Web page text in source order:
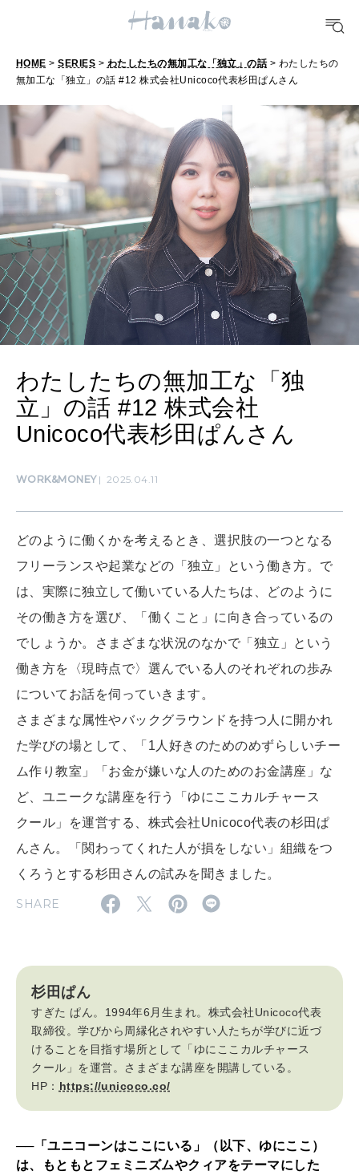
TRAVEL
明日のわたし
[12星座別] Weekly Holoscope
[12星座別] Monthly Love Holoscope
女神まり愛のタロットメッセージ
算命学がわかる今月のあなた
HEALTH
自分にやさしく
LEARN
知る、考える
MAMA
SUSTAINABLE
わたしができること
WORK&MONEY
いい人生って？
MAGAZINE
2026年9月号「北海道 おいしく遊ぶ、夏のご褒美旅。」
2026年7月号「鎌倉 ローカルが 教えてくれた 本当の歩き方。」
2026年5月号「“大好き”に出会いに。韓国」
2026年4月号「未来をつくる、学びの教科書。」
2026年2月号「良運を掴む 新・開運術。」
2026年1月号「猫がいれば、幸せ」
2025年12月号「お酒の新常識。」
MAGAZINE MOOK
FOLLOW US!
HOME >SERIES > わたしたちの無加工な「独立」の話> わたしたちの
無加工な「独立」の話 #12 株式会社Unicoco代表杉田ぱんさん
わたしたちの無加工な「独
立」の話 #12 株式会社
Unicoco代表杉田ぱんさん
WORK&MONEY 2025.04.11
どのように働くかを考えるとき、選択肢の一つとなる
フリーランスや起業などの「独立」という働き方。で
は、実際に独立して働いている人たちは、どのように
その働き方を選び、「働くこと」に向き合っているの
でしょうか。さまざまな状況のなかで「独立」という
働き方を〈現時点で〉選んでいる人のそれぞれの歩み
についてお話を伺っていきます。
さまざまな属性やバックグラウンドを持つ人に開かれ
た学びの場として、「1人好きのためのめずらしいチー
ム作り教室」「お金が嫌いな人のためのお金講座」な
ど、ユニークな講座を行う「ゆにここカルチャース
クール」を運営する、株式会社Unicoco代表の杉田ぱ
んさん。「関わってくれた人が損をしない」組織をつ
くろうとする杉田さんの試みを聞きました。
SHARE
杉田ぱん
すぎた ぱん。1994年6月生まれ。株式会社Unicoco代表
取締役。学びから周縁化されやすい人たちが学びに近づ
けることを目指す場所として「ゆにここカルチャース
クール」を運営。さまざまな講座を開講している。
HP： https://unicoco.co/
──「ユニコーンはここにいる」（以下、ゆにここ）
は、もともとフェミニズムやクィアをテーマにした